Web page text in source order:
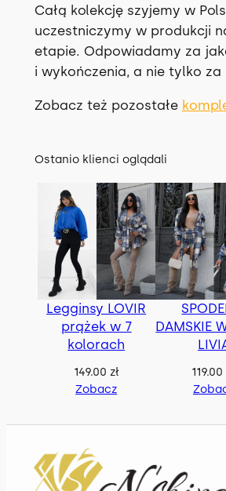
Całą kolekcję szyjemy w
uczestniczymy w produkcji
etapie. Odpowiadamy za
i wykończenia, a nie tylko za
Zobacz też pozostałe
Ostanio klienci oglądali
Legginsy LOVIR
prążek w 7
kolorach
149.00 zł
Zobacz
DAMSKIE
119.00